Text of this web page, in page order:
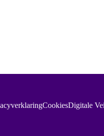
CookiesDigitale